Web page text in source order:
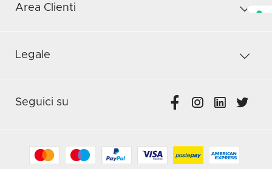
Area Clienti
Legale
Seguici su